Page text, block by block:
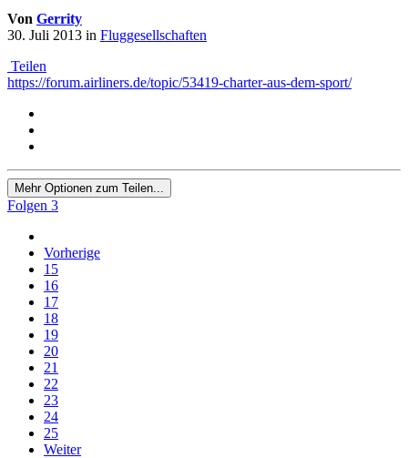
Von Gerrity
30. Juli 2013 in Fluggesellschaften
Teilen
https://forum.airliners.de/topic/53419-charter-aus-dem-sport/
Mehr Optionen zum Teilen...
Folgen 3
Vorherige
15
16
17
18
19
20
21
22
23
24
25
Weiter